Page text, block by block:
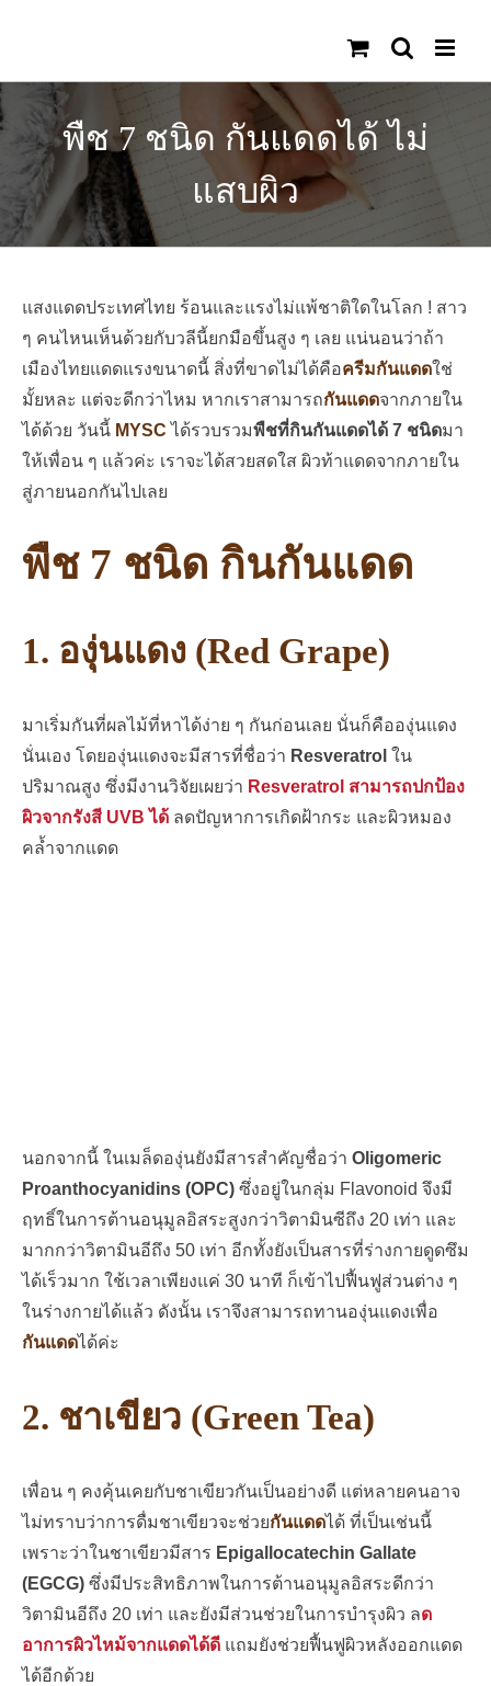
พืช 7 ชนิด กันแดดได้ ไม่
แสบผิว
แสงแดดประเทศไทย ร้อนและแรงไม่แพ้ชาติใดในโลก ! สาว
ๆ คนไหนเห็นด้วยกับวลีนี้ยกมือขึ้นสูง ๆ เลย แน่นอนว่าถ้า
เมืองไทยแดดแรงขนาดนี้ สิ่งที่ขาดไม่ได้คือครีมกันแดดใช่
มั้ยหละ แต่จะดีกว่าไหม หากเราสามารถกันแดดจากภายใน
ได้ด้วย วันนี้ MYSC ได้รวบรวมพืชที่กินกันแดดได้ 7 ชนิดมา
ให้เพื่อน ๆ แล้วค่ะ เราจะได้สวยสดใส ผิวท้าแดดจากภายใน
สู่ภายนอกกันไปเลย
พืช 7 ชนิด กินกันแดด
1. องุ่นแดง (Red Grape)
มาเริ่มกันที่ผลไม้ที่หาได้ง่าย ๆ กันก่อนเลย นั่นก็คือองุ่นแดง
นั่นเอง โดยองุ่นแดงจะมีสารที่ชื่อว่า Resveratrol ใน
ปริมาณสูง ซึ่งมีงานวิจัยเผยว่า Resveratrol สามารถปกป้อง
ผิวจากรังสี UVB ได้ลดปัญหาการเกิดฝ้ากระ และผิวหมอง
คล้ำจากแดด
นอกจากนี้ ในเมล็ดองุ่นยังมีสารสำคัญชื่อว่า Oligomeric
Proanthocyanidins (OPC)ซึ่งอยู่ในกลุ่ม Flavonoid จึงมี
ฤทธิ์ในการต้านอนุมูลอิสระสูงกว่าวิตามินซีถึง 20 เท่า และ
มากกว่าวิตามินอีถึง 50 เท่า อีกทั้งยังเป็นสารที่ร่างกายดูดซึม
ได้เร็วมาก ใช้เวลาเพียงแค่ 30 นาที ก็เข้าไปฟื้นฟูส่วนต่าง ๆ
ในร่างกายได้แล้ว ดังนั้น เราจึงสามารถทานองุ่นแดงเพื่อ
กันแดดได้ค่ะ
2. ชาเขียว (Green Tea)
เพื่อน ๆ คงคุ้นเคยกับชาเขียวกันเป็นอย่างดี แต่หลายคนอาจ
ไม่ทราบว่าการดื่มชาเขียวจะช่วยกันแดดได้ ที่เป็นเช่นนี้
เพราะว่าในชาเขียวมีสาร Epigallocatechin Gallate
(EGCG)ซึ่งมีประสิทธิภาพในการต้านอนุมูลอิสระดีกว่า
วิตามินอีถึง 20 เท่า และยังมีส่วนช่วยในการบำรุงผิว ลด
อาการผิวไหม้จากแดดได้ดีแถมยังช่วยฟื้นฟูผิวหลังออกแดด
ได้อีกด้วย